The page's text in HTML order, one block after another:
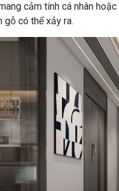
cảm tính cá nhân
gỗ có thể xảy ra.